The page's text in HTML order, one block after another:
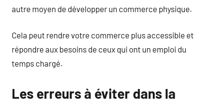
autre moyen de développer un commerce physique.
Cela peut rendre votre commerce plus accessible et
répondre aux besoins de ceux qui ont un emploi du
temps chargé.
Les erreurs à éviter dans la